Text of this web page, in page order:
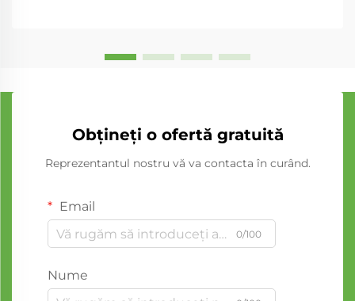
Obțineți o ofertă gratuită
Reprezentantul nostru vă va contacta în curând.
Email
0/100
Nume